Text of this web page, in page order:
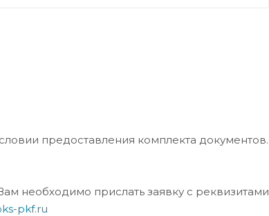
предоставления комплекта документов.
необходимо прислать заявку с реквизитами
pkf.ru